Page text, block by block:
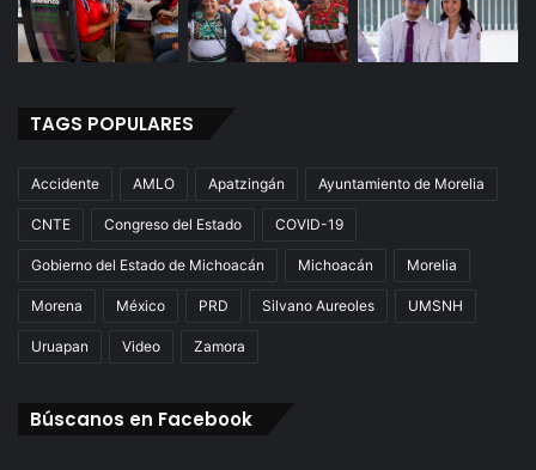
TAGS POPULARES
Accidente AMLO Apatzingán Ayuntamiento de Morelia
CNTE Congreso del Estado COVID-19
Gobierno del Estado de Michoacán Michoacán Morelia
Morena México PRD Silvano Aureoles UMSNH
Uruapan Video Zamora
Búscanos en Facebook